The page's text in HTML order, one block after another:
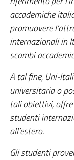
accademiche
promuovere
internazionali in
scambi
A tal fine, Uni-
universitaria o
tali obiettivi,
studenti
all’estero.
Gli studenti